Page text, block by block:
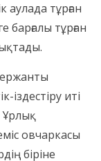
тұрған
тұрған
иті
Ұрлық
овчаркасы
біріне